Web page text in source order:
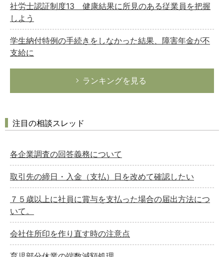
社労士認証制度13 健康結果に所見のある従業員を把握
しよう
学生納付特例の手続きをしなかった結果、障害年金が不
支給に
ランキングを見る
注目の相談スレッド
各企業調査の回答義務について
取引先の締日・入金（支払）日を改めて確認したい
７５歳以上に社員に賞与を支払った場合の届出方法につ
いて。
会社住所印を作り直す時の注意点